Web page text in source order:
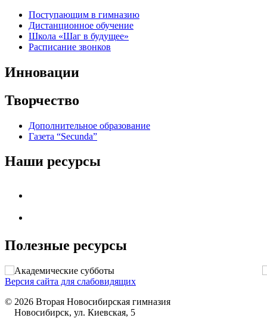
Поступающим в гимназию
Дистанционное обучение
Школа «Шаг в будущее»
Расписание звонков
Инновации
Творчество
Дополнительное образование
Газета “Secunda”
Наши ресурсы
Полезные ресурсы
Версия сайта для слабовидящих
© 2026 Вторая Новосибирская гимназия
Новосибирск, ул. Киевская, 5